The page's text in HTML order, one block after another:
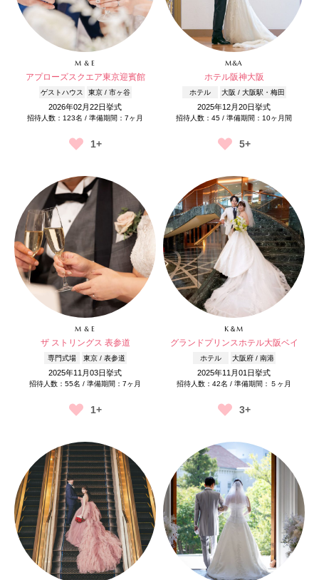
M & E
アプローズスクエア東京迎賓館
ゲストハウス 東京 / 市ヶ谷
2026年02月22日挙式
招待人数：123名 / 準備期間：7ヶ月
1+
M&A
ホテル阪神大阪
ホテル 大阪 / 大阪駅・梅田
2025年12月20日挙式
招待人数：45 / 準備期間：10ヶ月間
5+
M & E
ザ ストリングス 表参道
専門式場 東京 / 表参道
2025年11月03日挙式
招待人数：55名 / 準備期間：7ヶ月
1+
K＆M
グランドプリンスホテル大阪ベイ
ホテル 大阪府 / 南港
2025年11月01日挙式
招待人数：42名 / 準備期間：５ヶ月
3+